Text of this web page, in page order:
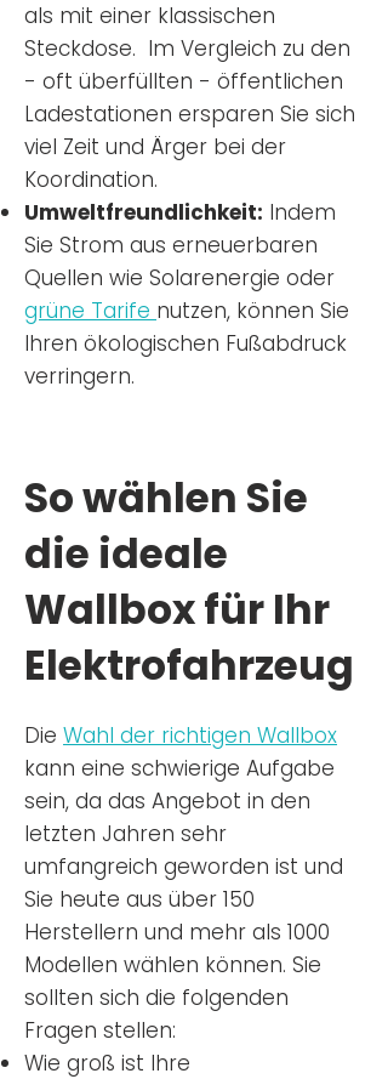
als mit einer klassischen
Steckdose. Im Vergleich zu den
- oft überfüllten - öffentlichen
Ladestationen ersparen Sie sich
viel Zeit und Ärger bei der
Koordination.
Umweltfreundlichkeit: Indem
Sie Strom aus erneuerbaren
Quellen wie Solarenergie oder
grüne Tarife nutzen, können Sie
Ihren ökologischen Fußabdruck
verringern.
So wählen Sie
die ideale
Wallbox für Ihr
Elektrofahrzeug
Die Wahl der richtigen Wallbox
kann eine schwierige Aufgabe
sein, da das Angebot in den
letzten Jahren sehr
umfangreich geworden ist und
Sie heute aus über 150
Herstellern und mehr als 1000
Modellen wählen können. Sie
sollten sich die folgenden
Fragen stellen:
Wie groß ist Ihre